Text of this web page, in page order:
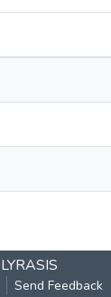
LYRASIS
Send Feedback